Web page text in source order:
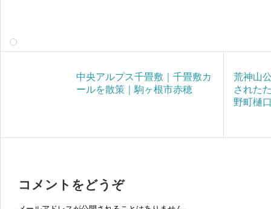
中央アルプス千畳敷｜千畳敷カ
ールを散策｜駒ヶ根市赤穂
荒神山
された
野町樋
コメントをどうぞ